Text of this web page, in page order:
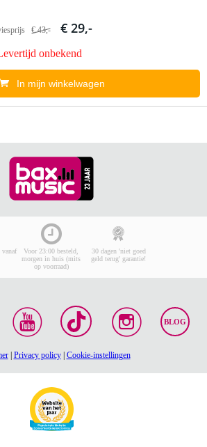
€ 43,- € 29,-
onbekend
In mijn winkelwagen
vanaf
Voor 23:00 besteld,
morgen in huis (mits
op voorraad)
30 dagen 'niet goed
geld terug' garantie!
BLOG
| Privacy policy| Cookie-instellingen